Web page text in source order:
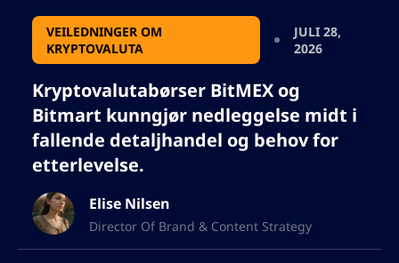
VEILEDNINGER OM
KRYPTOVALUTA
JULI 28,
2026
Kryptovalutabørser BitMEX og
Bitmart kunngjør nedleggelse midt i
fallende detaljhandel og behov for
etterlevelse.
Elise Nilsen
Director Of Brand & Content Strategy